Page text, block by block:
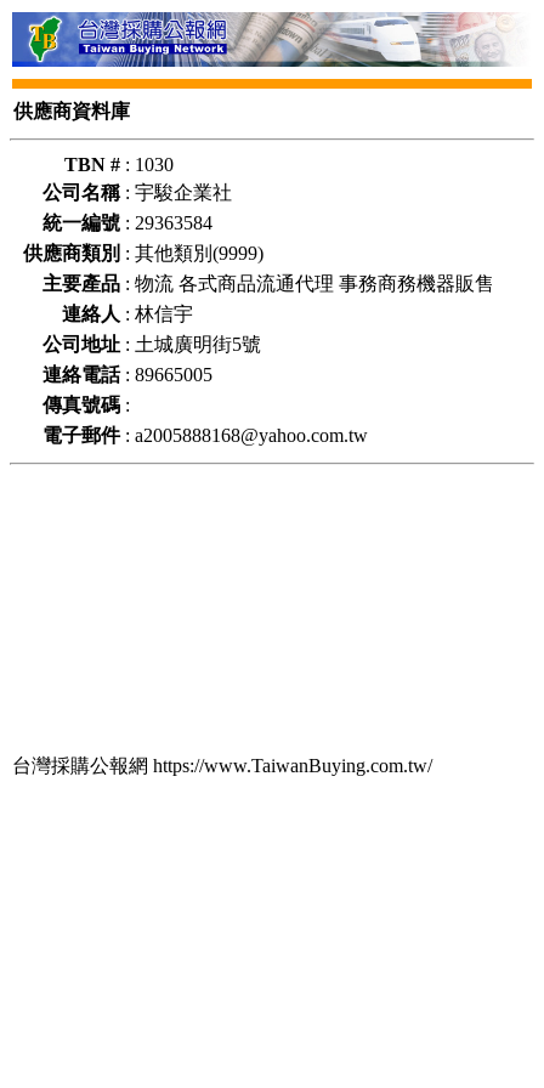
供應商資料庫
TBN # : 1030
公司名稱: 宇駿企業社
統一編號 : 29363584
供應商類別 : 其他類別(9999)
主要產品 : 物流 各式商品流通代理 事務商務機器販售
連絡人 : 林信宇
公司地址 : 土城廣明街5號
連絡電話: 89665005
傳真號碼 :
電子郵件: a2005888168@yahoo.com.tw
台灣採購公報網 https://www.TaiwanBuying.com.tw/